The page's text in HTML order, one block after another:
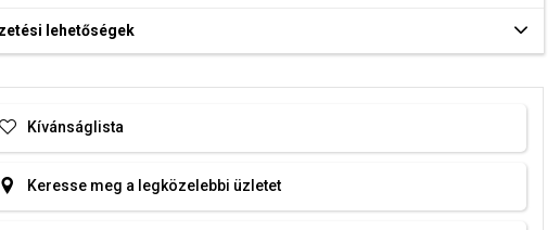
lehetőségek
Kívánságlista
Keresse meg a legközelebbi üzletet